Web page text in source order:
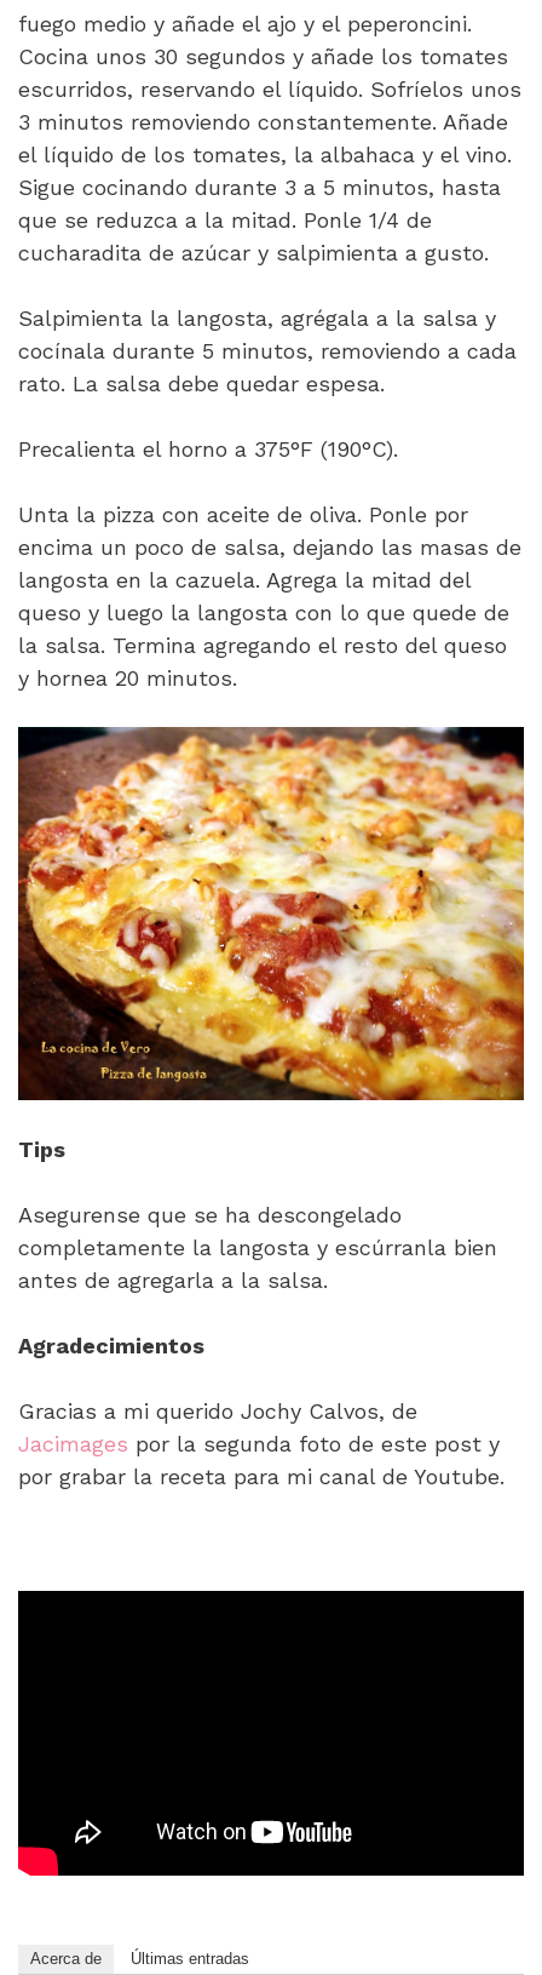
fuego medio y añade el ajo y el peperoncini.
Cocina unos 30 segundos y añade los tomates
escurridos, reservando el líquido. Sofríelos unos
3 minutos removiendo constantemente. Añade
el líquido de los tomates, la albahaca y el vino.
Sigue cocinando durante 3 a 5 minutos, hasta
que se reduzca a la mitad. Ponle 1/4 de
cucharadita de azúcar y salpimienta a gusto.
Salpimienta la langosta, agrégala a la salsa y
cocínala durante 5 minutos, removiendo a cada
rato. La salsa debe quedar espesa.
Precalienta el horno a 375°F (190°C).
Unta la pizza con aceite de oliva. Ponle por
encima un poco de salsa, dejando las masas de
langosta en la cazuela. Agrega la mitad del
queso y luego la langosta con lo que quede de
la salsa. Termina agregando el resto del queso
y hornea 20 minutos.
Tips
Asegurense que se ha descongelado
completamente la langosta y escúrranla bien
antes de agregarla a la salsa.
Agradecimientos
Gracias a mi querido Jochy Calvos, de
Jacimages por la segunda foto de este post y
por grabar la receta para mi canal de Youtube.
Acerca de Últimas entradas